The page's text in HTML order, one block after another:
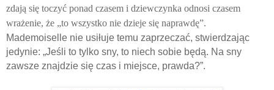
zdają się toczyć ponad czasem i dziewczynka odnosi czasem
wrażenie, że „to wszystko nie dzieje się naprawdę”.
Mademoiselle nie usiłuje temu zaprzeczać, stwierdzając
jedynie: „Jeśli to tylko sny, to niech sobie będą. Na sny
zawsze znajdzie się czas i miejsce, prawda?”.